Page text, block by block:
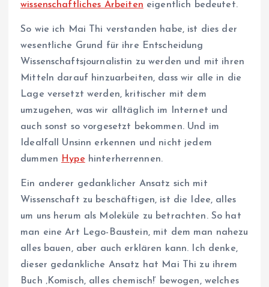
wissenschaftliches Arbeiten eigentlich bedeutet.
So wie ich Mai Thi verstanden habe, ist dies der
wesentliche Grund für ihre Entscheidung
Wissenschaftsjournalistin zu werden und mit ihren
Mitteln darauf hinzuarbeiten, dass wir alle in die
Lage versetzt werden, kritischer mit dem
umzugehen, was wir alltäglich im Internet und
auch sonst so vorgesetzt bekommen. Und im
Idealfall Unsinn erkennen und nicht jedem
dummen Hype hinterherrennen.
Ein anderer gedanklicher Ansatz sich mit
Wissenschaft zu beschäftigen, ist die Idee, alles
um uns herum als Moleküle zu betrachten. So hat
man eine Art Lego-Baustein, mit dem man nahezu
alles bauen, aber auch erklären kann. Ich denke,
dieser gedankliche Ansatz hat Mai Thi zu ihrem
Buch ‚Komisch, alles chemisch!‘ bewogen, welches